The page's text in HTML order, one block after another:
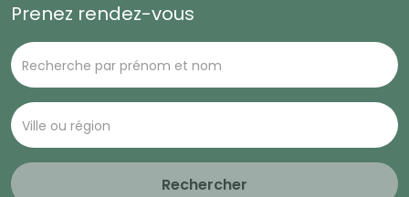
Prenez rendez-vous
Rechercher